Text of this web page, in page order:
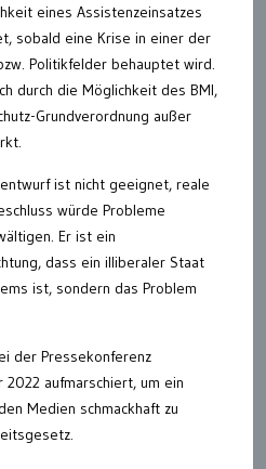
eines Assistenzeinsatzes
sobald eine Krise in einer der
Politikfelder behauptet wird.
durch die Möglichkeit des BMI,
Grundverordnung außer
ist nicht geeignet, reale
würde Probleme
Er ist ein
dass ein illiberaler Staat
ist, sondern das Problem
der Pressekonferenz
aufmarschiert, um ein
Medien schmackhaft zu